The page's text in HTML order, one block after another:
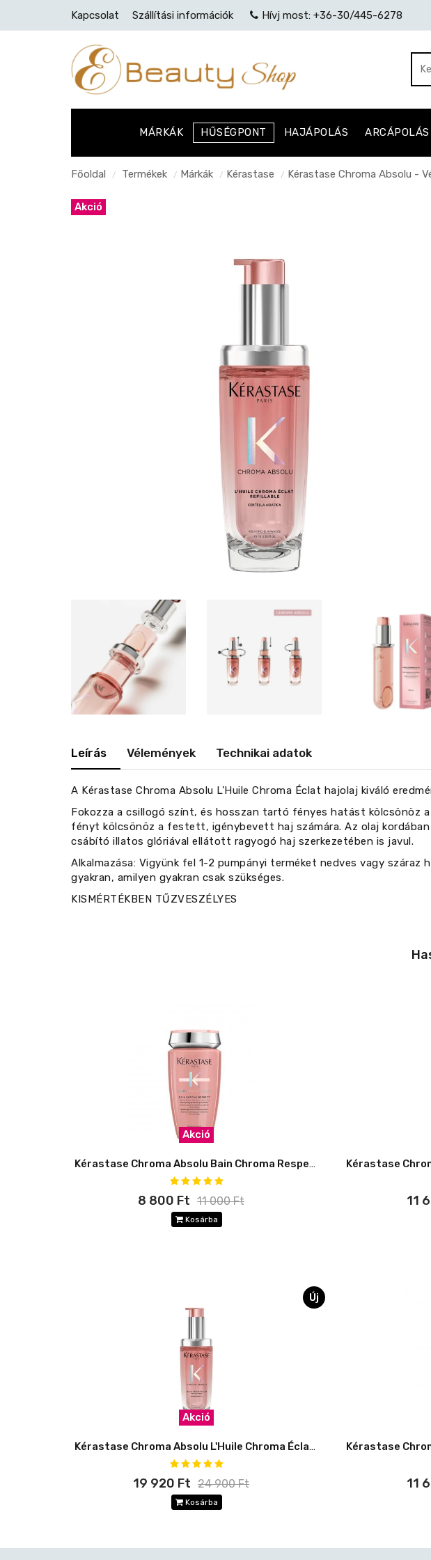
Kapcsolat Szállítási információk Hívj most: +36-30/445-6278
MÁRKÁK HŰSÉGPONT HAJÁPOLÁS ARCÁPOLÁS
Főoldal / Termékek / Márkák / Kérastase / Kérastase Chroma Absolu -
Akció
Leírás Vélemények Technikai adatok
A Kérastase Chroma Absolu L'Huile Chroma Éclat hajolaj kiváló
Fokozza a csillogó színt, és hosszan tartó fényes hatást kölcsönöz
fényt kölcsönöz a festett, igénybevett haj számára. Az olaj
csábító illatos glóriával ellátott ragyogó haj szerkezetében is javul.
Alkalmazása: Vigyünk fel 1-2 pumpányi terméket nedves vagy száraz
gyakran, amilyen gyakran csak szükséges.
KISMÉRTÉKBEN TŰZVESZÉLYES
Akció
Kérastase Chroma Absolu Bain Chroma Respect
8 800 Ft 11 000 Ft
Kosárba
11
Új
Akció
Kérastase Chroma Absolu L'Huile Chroma Éclat hajolaj - utántölthető
19 920 Ft 24 900 Ft
Kosárba
11